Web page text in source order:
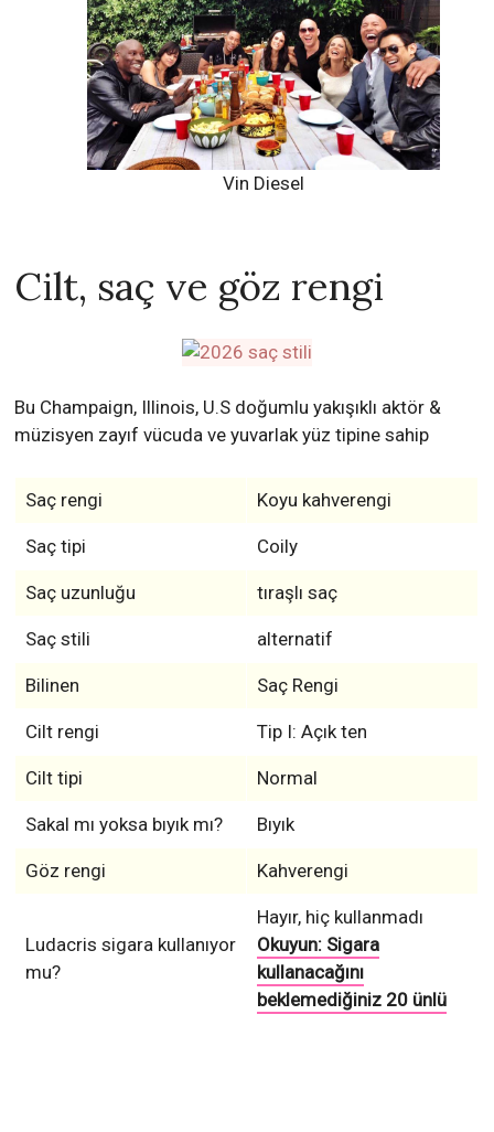
Vin Diesel
Cilt, saç ve göz rengi
Bu Champaign, Illinois, U.S doğumlu yakışıklı aktör &
müzisyen zayıf vücuda ve yuvarlak yüz tipine sahip
Koyu kahverengi
Saç tipi Coily
Saç stili alternatif
Bilinen Saç Rengi
Cilt rengi Tip I: Açık ten
Cilt tipi Normal
Sakal mı yoksa bıyık mı? Bıyık
Göz rengi Kahverengi
mu?
Hayır, hiç kullanmadı
kullanacağını
beklemediğiniz 20 ünlü
Boy, Ağırlık, Dövme &